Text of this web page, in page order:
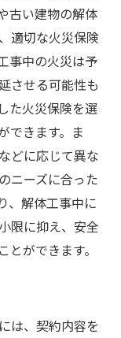
古い建物の解体
適切な火災保険
事中の火災は予
させる可能性も
た火災保険を選
できます。ま
どに応じて異な
ニーズに合った
、解体工事中に
限に抑え、安全
ができます。
は、契約内容を